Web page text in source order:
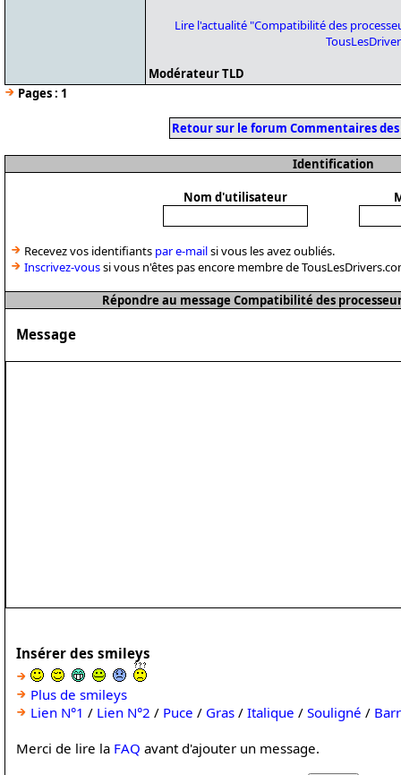
Lire l'actualité "Compatibilité des
Modérateur TLD
Pages : 1
Retour sur le forum Commentaires
Identification
Nom d'utilisateur
Recevez vos identifiants par e-mailsi vous les avez oubliés.
Inscrivez-voussi vous n'êtes pas encore membre de
Répondre au message Compatibilité des
Message
Insérer des smileys
Plus de smileys
Lien N°1 / Lien N°2 / Puce / Gras / Italique / Souligné /
Merci de lire la FAQ avant d'ajouter un message.